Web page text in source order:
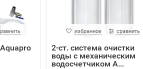
избранное сравнить
2-ст. система очистки
воды с механическим
водосчетчиком A...